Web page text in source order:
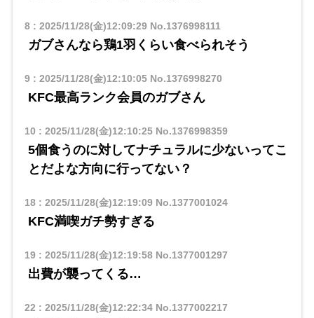
8: 2025/11/28(金)12:09:29No.1376998111
ガブさんなら鶏1羽くらい食べられそう
9: 2025/11/28(金)12:10:05No.1376998270
KFC最高ランク会員のガブさん
10 : 2025/11/28(金)12:10:25No.1376998359
5個食うのに対してナチュラルに少ないってこ
とだよな方向に行ってない？
18: 2025/11/28(金)12:19:09No.1377001024
KFC満喫ガチ勢すぎる
19: 2025/11/28(金)12:19:58No.1377001297
出費が襲ってくる…
22 : 2025/11/28(金)12:22:34No.1377002217